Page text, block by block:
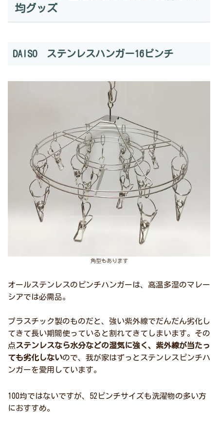
均グッズ
DAISO ステンレスハンガー16ピンチ
角型もあります
オールステンレスのピンチハンガーは、高温多湿のマレー
シアでは必需品。
プラスチック製のものだと、強い紫外線でだんだん劣化し
てきて長い期間使っていると割れてきてしまいます。その
点ステンレスなら水分などの湿気に強く、紫外線が当たっ
ても劣化しないので、我が家はずっとステンレスピンチハ
ンガーを愛用しています。
100均ではないですが、52ピンチサイズも洗濯物の多い方
におすすめ。